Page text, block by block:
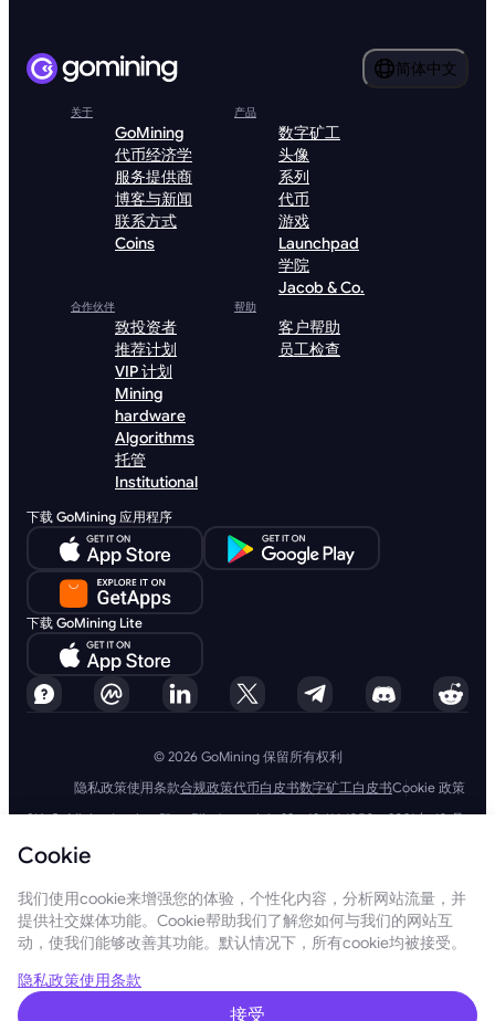
简体中文
关于
GoMining
代币经济学
服务提供商
博客与新闻
联系方式
Coins
产品
数字矿工
头像
系列
代币
游戏
Launchpad
学院
Jacob & Co.
合作伙伴
致投资者
推荐计划
VIP 计划
Mining
hardware
Algorithms
托管
Institutional
帮助
客户帮助
员工检查
下载 GoMining 应用程序
下载 GoMining Lite
© 2026 GoMining 保留所有权利
隐私政策使用条款合规政策代币白皮书数字矿工白皮书Cookie 政策
SIA GoMining Latvia，Rīga, Elizabetes iela 22 - 42, LV-1050，2021 年 10 月
GoMining (BVI) Limited, Trinity Chambers, PO Box 4301, Road Town,
BMINE BVI LIMITED, Trinity Chambers, Road Town, Tortola, British Virgin
Islands VG 1110
GoMining（英属维尔京群岛）有限公司、SIA GoMining Latvia和 BMINE
BVI 有限公司完全遵守所有适用法律法规，并坚定致力于打击洗钱、恐怖主
恐怖主义融资义务以及反扩散融资措施，以维护我们运营和服务的完整性和
安全性。
GoMining (Cyprus) Limited, a company, incorporated, organized and
Cookie
我们使用cookie来增强您的体验，个性化内容，分析网站流量，并
提供社交媒体功能。Cookie帮助我们了解您如何与我们的网站互
动，使我们能够改善其功能。默认情况下，所有cookie均被接受。
隐私政策使用条款
接受